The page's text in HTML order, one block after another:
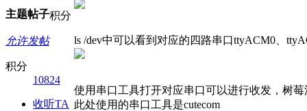
主题帖子积分
允许发帖
积分
10824
收听TA
ls /dev中可以看到对应的四路串口ttyACM0、
使用串口工具打开对应串口可以进行收发，树
此处使用的串口工具是cutecom